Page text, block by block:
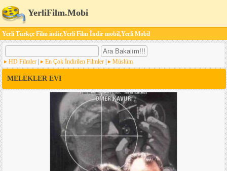
YerliFilm.Mobi
Yerli Türkçe Film indir,Yerli Film İndir mobil,Yerli Mobil
HD Filmler En Çok İndirilen Filmler Müslüm
MELEKLER EVI